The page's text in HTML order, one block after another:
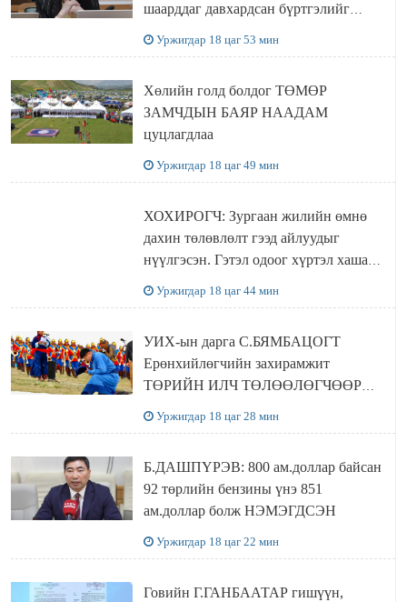
шаарддаг давхардсан бүртгэлийг
Уржигдар 18 цаг 53 мин
Хөлийн голд болдог ТӨМӨР
ЗАМЧДЫН БАЯР НААДАМ
цуцлагдлаа
Уржигдар 18 цаг 49 мин
ХОХИРОГЧ: Зургаан жилийн өмнө
дахин төлөвлөлт гээд айлуудыг
нүүлгэсэн. Гэтэл одоог хүртэл хашаа
Уржигдар 18 цаг 44 мин
УИХ-ын дарга С.БЯМБАЦОГТ
Ерөнхийлөгчийн захирамжит
ТӨРИЙН ИЛЧ ТӨЛӨӨЛӨГЧӨӨР
Уржигдар 18 цаг 28 мин
Б.ДАШПҮРЭВ: 800 ам.доллар байсан
92 төрлийн бензины үнэ 851
ам.доллар болж НЭМЭГДСЭН
Уржигдар 18 цаг 22 мин
Говийн Г.ГАНБААТАР гишүүн,